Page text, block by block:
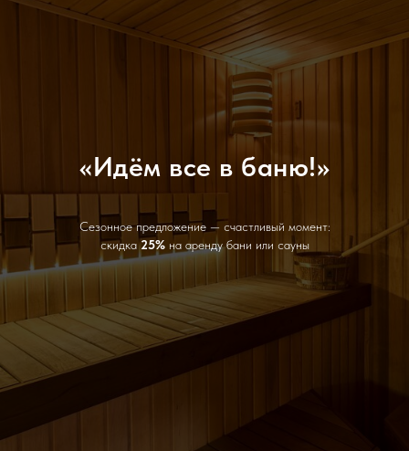
«Идём все в баню!»
Сезонное предложение — счастливый момент:
скидка25%на аренду бани или сауны